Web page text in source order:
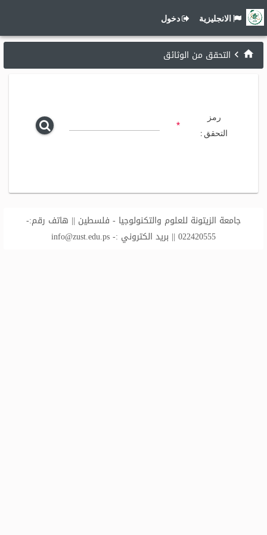
الانجليزية دخول
التحقق من الوثائق
رمز
التحقق :
*
جامعة الزيتونة للعلوم والتكنولوجيا - فلسطين || هاتف رقم:-
022420555 || بريد الكتروني :-
info@zust.edu.ps